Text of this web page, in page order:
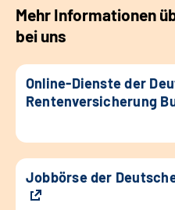
Mehr Informationen
bei uns
Online-Dienste der
Rentenversicherung
Jobbörse der